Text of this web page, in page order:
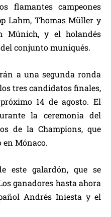
flamantes campeones
Lahm, Thomas Müller y
Múnich, y el holandés
conjunto muniqués.
a una segunda ronda
tres candidatos finales,
14 de agosto. El
la ceremonia del
de la Champions, que
en Mónaco.
este galardón, que se
ganadores hasta ahora
Andrés Iniesta y el